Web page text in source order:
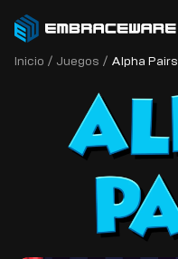
Inicio / Juegos / Alpha Pairs